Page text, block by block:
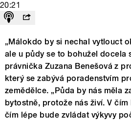
20:21
„Málokdo by si nechal vytlouct
ale u půdy se to bohužel docela
právnička Zuzana Benešová z
který se zabývá poradenstvím
zemědělce. „Půda by nás měla
bytostně, protože nás živí. V
čím lépe bude zvládat výkyvy